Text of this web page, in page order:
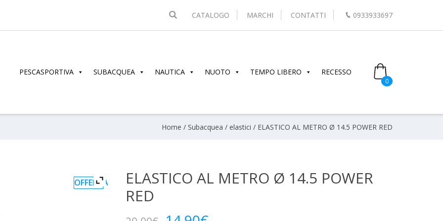
CATALOGO MARCHI CONTATTI 0933933697
PESCASPORTIVA SUBACQUEA NAUTICA NUOTO TEMPO LIBERO RECESSO
0
Home / Subacquea / elastici / ELASTICO AL METRO Ø 14.5 POWER RED
OFFERTA
ELASTICO AL METRO Ø 14.5 POWER
RED
Il